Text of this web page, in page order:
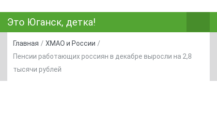
Это Юганск, детка!
Главная / ХМАО и России /
Пенсии работающих россиян в декабре выросли на 2,8
тысячи рублей